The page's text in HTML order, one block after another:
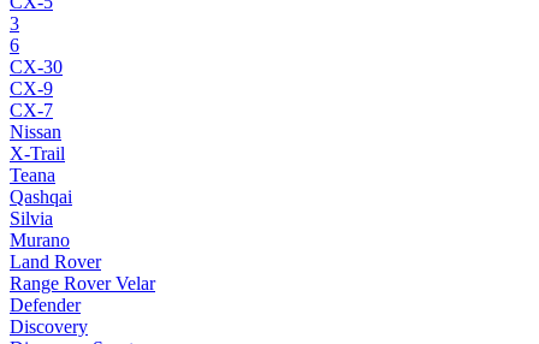
3
6
CX-30
CX-9
CX-7
Nissan
X-Trail
Teana
Qashqai
Silvia
Murano
Land Rover
Range Rover Velar
Defender
Discovery